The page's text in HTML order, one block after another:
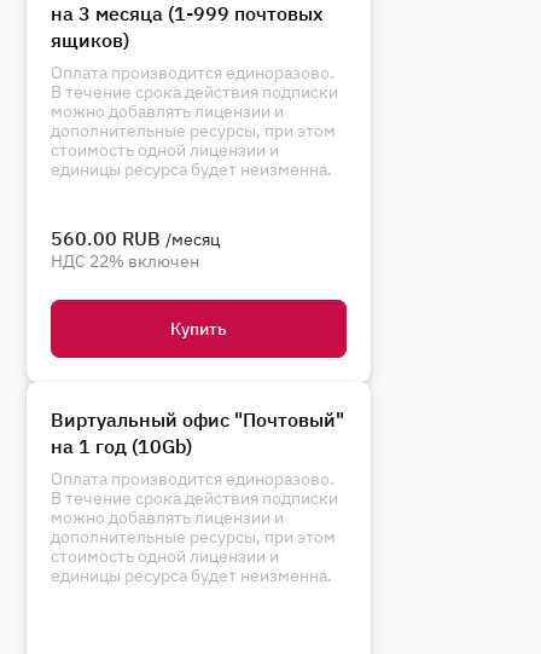
на 3 месяца (1-999 почтовых
ящиков)
Оплата производится единоразово.
В течение срока действия подписки
можно добавлять лицензии и
дополнительные ресурсы, при этом
стоимость одной лицензии и
единицы ресурса будет неизменна.
560.00 RUB /месяц
НДС 22% включен
Купить
Виртуальный офис "Почтовый"
на 1 год (10Gb)
Оплата производится единоразово.
В течение срока действия подписки
можно добавлять лицензии и
дополнительные ресурсы, при этом
стоимость одной лицензии и
единицы ресурса будет неизменна.